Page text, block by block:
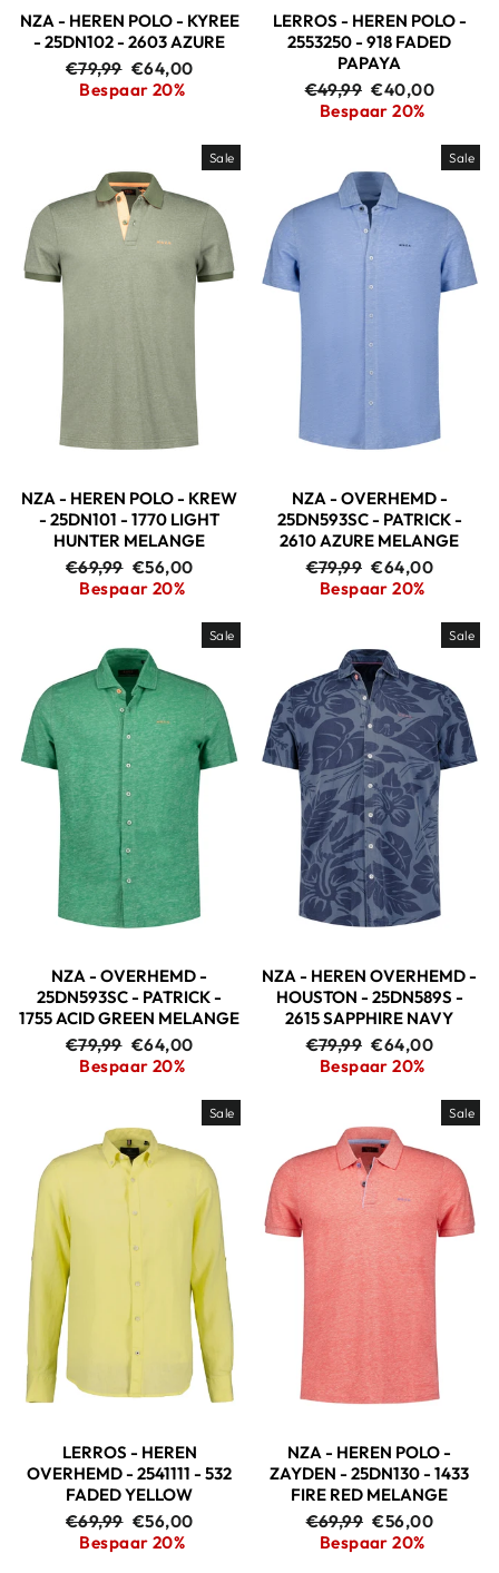
NZA - HEREN POLO - KYREE
- 25DN102 - 2603 AZURE
Adviesprijs
€79,99 Aanbiedingsprijs
€64,00
Bespaar 20%
LERROS - HEREN POLO -
2553250 - 918 FADED
PAPAYA
Adviesprijs
€49,99 €40,00
Bespaar 20%
Sale
NZA - HEREN POLO - KREW
- 25DN101 - 1770 LIGHT
HUNTER MELANGE
Adviesprijs
€69,99 Aanbiedingsprijs
€56,00
Bespaar 20%
Sale
NZA - OVERHEMD -
25DN593SC - PATRICK -
2610 AZURE MELANGE
Adviesprijs
€79,99 €64,00
Bespaar 20%
Sale
NZA - OVERHEMD -
25DN593SC - PATRICK -
1755 ACID GREEN MELANGE
Adviesprijs
€79,99 Aanbiedingsprijs
€64,00
Bespaar 20%
Sale
NZA - HEREN OVERHEMD -
HOUSTON - 25DN589S -
2615 SAPPHIRE NAVY
Adviesprijs
€79,99 €64,00
Bespaar 20%
Sale
LERROS - HEREN
OVERHEMD - 2541111 - 532
FADED YELLOW
Adviesprijs
€69,99 Aanbiedingsprijs
€56,00
Bespaar 20%
Sale
NZA - HEREN POLO -
ZAYDEN - 25DN130 - 1433
FIRE RED MELANGE
Adviesprijs
€69,99 €56,00
Bespaar 20%